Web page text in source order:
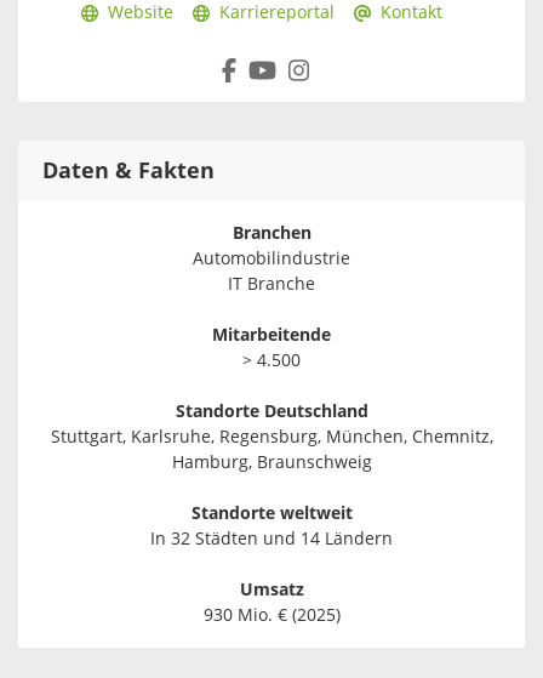
Website Karriereportal Kontakt
Daten & Fakten
Branchen
Automobilindustrie
IT Branche
Mitarbeitende
> 4.500
Standorte Deutschland
Stuttgart, Karlsruhe, Regensburg, München, Chemnitz,
Hamburg, Braunschweig
Standorte weltweit
In 32 Städten und 14 Ländern
Umsatz
930 Mio. € (2025)